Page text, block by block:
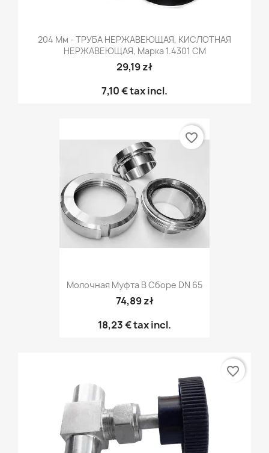
204 Мм - ТРУБА НЕРЖАВЕЮЩАЯ, КИСЛОТНАЯ
НЕРЖАВЕЮЩАЯ, Марка 1.4301 CM
29,19 zł
7,10 €tax incl.
Молочная Муфта В Сборе DN 65
74,89 zł
18,23 €tax incl.
favorite_border
favorite_border